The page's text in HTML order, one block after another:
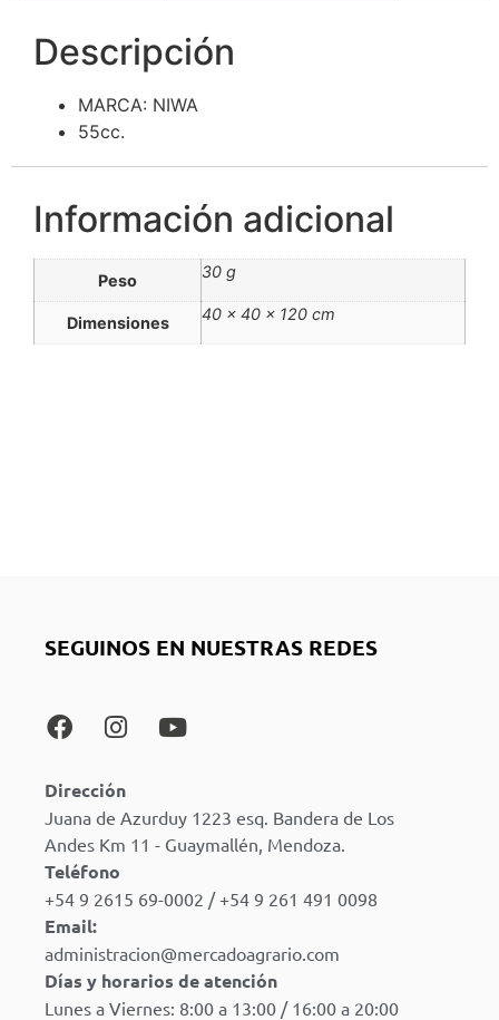
Descripción
MARCA: NIWA
55cc.
Información adicional
Peso 30 g
Dimensiones 40 × 40 × 120 cm
SEGUINOS EN NUESTRAS REDES
Dirección
Juana de Azurduy 1223 esq. Bandera de Los
Andes Km 11 - Guaymallén, Mendoza.
Teléfono
+54 9 2615 69-0002 / +54 9 261 491 0098
Email:
administracion@mercadoagrario.com
Días y horarios de atención
Lunes a Viernes: 8:00 a 13:00 / 16:00 a 20:00